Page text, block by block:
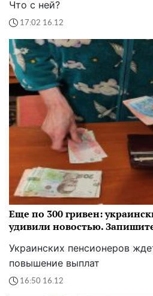
Что с ней?
17:02 16.12
Еще по 300 гривен:
удивили новостью.
Украинских пенсионеров
повышение выплат
16:50 16.12